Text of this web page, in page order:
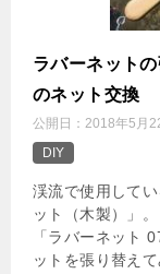
ラバーネット
のネット交換
公開日： 2018年5月
DIY
渓流で使用して
ット（木製）」
「ラバーネット
ットを張り替えて